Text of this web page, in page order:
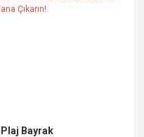
Plaj Bayrak